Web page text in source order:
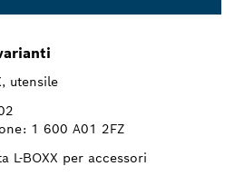
utensile
1 600 A01 2FZ
L-BOXX per accessori